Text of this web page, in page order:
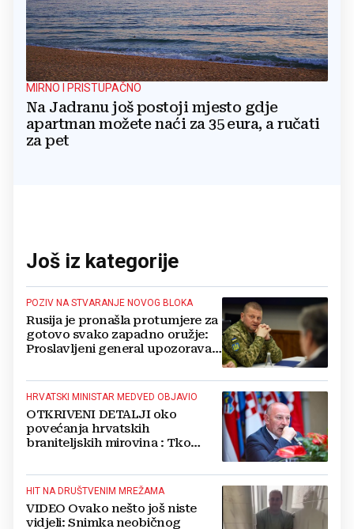
MIRNO I PRISTUPAČNO
Na Jadranu još postoji mjesto gdje
apartman možete naći za 35 eura, a ručati
za pet
Još iz kategorije
POZIV NA STVARANJE NOVOG BLOKA
Rusija je pronašla protumjere za
gotovo svako zapadno oružje:
Proslavljeni general upozorava
HRVATSKI MINISTAR MEDVED OBJAVIO
OTKRIVENI DETALJI oko
povećanja hrvatskih
braniteljskih mirovina : Tko
HIT NA DRUŠTVENIM MREŽAMA
VIDEO Ovako nešto još niste
vidjeli: Snimka neobičnog